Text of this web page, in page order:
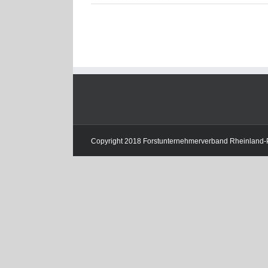
Copyright 2018 Forstunternehmerverband Rheinland-